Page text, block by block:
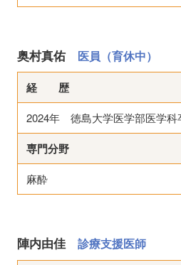
奥村真佑 医員（育休中）
経 歴
2024年 徳島大学医学部医学科
専門分野
麻酔
陣内由佳診療支援医師